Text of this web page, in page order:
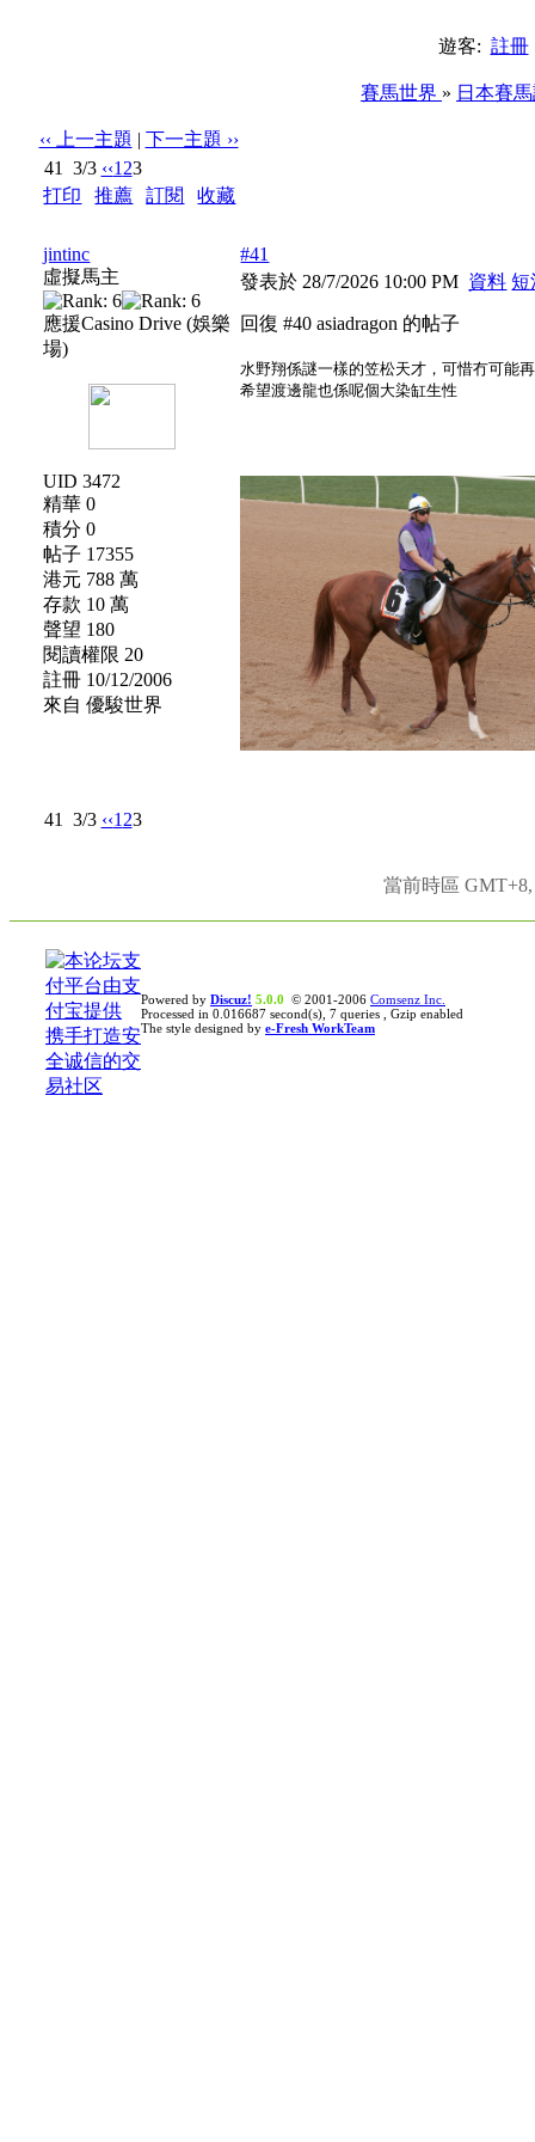
遊客: 註冊
賽馬世界 » 日本賽
‹‹ 上一主題 | 下一主題 ››
41
3/3 ‹‹1 23
打印 |推薦 |訂閱 |收藏
jintinc
虛擬馬主
應援Casino Drive (娛樂
場)
UID 3472
精華 0
積分 0
帖子 17355
港元 788 萬
存款 10 萬
聲望 180
閱讀權限 20
註冊 10/12/2006
來自 優駿世界
#41
發表於 28/7/2026 10:00 PM 資料 短
回復 #40 asiadragon 的帖子
水野翔係謎一樣的笠松天才，可惜冇可能
希望渡邊龍也係呢個大染缸生性
41 3/3 ‹‹1 23
當前時區
Powered by Discuz! 5.0.0 © 2001-2006 Comsenz Inc.
Processed in 0.016687 second(s), 7 queries , Gzip enabled
The style designed by e-Fresh WorkTeam